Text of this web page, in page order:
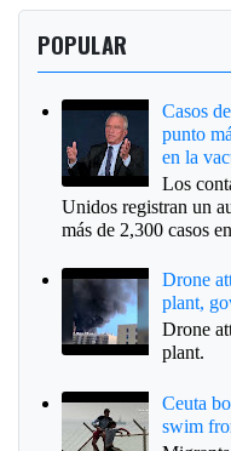
POPULAR
Casos
punto
en la
Los
Unidos registran un
más de 2,300 casos
Drone
plant,
Drone
plant.
Ceuta
swim